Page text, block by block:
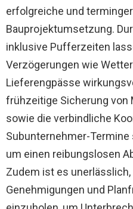
erfolgreiche und
Bauprojektumsetzung.
inklusive Pufferzeiten
Verzögerungen wie
Lieferengpässe
frühzeitige Sicherung von
sowie die verbindliche
Subunternehmer-
um einen reibungslosen
Zudem ist es
Genehmigungen und